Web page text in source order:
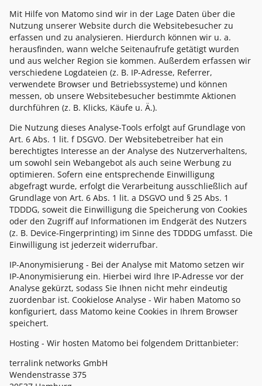
Mit Hilfe von Matomo sind wir in der Lage Daten über die
Nutzung unserer Website durch die Websitebesucher zu
erfassen und zu analysieren. Hierdurch können wir u. a.
herausfinden, wann welche Seitenaufrufe getätigt wurden
und aus welcher Region sie kommen. Außerdem erfassen wir
verschiedene Logdateien (z. B. IP-Adresse, Referrer,
verwendete Browser und Betriebssysteme) und können
messen, ob unsere Websitebesucher bestimmte Aktionen
durchführen (z. B. Klicks, Käufe u. Ä.).
Die Nutzung dieses Analyse-Tools erfolgt auf Grundlage von
Art. 6 Abs. 1 lit. f DSGVO. Der Websitebetreiber hat ein
berechtigtes Interesse an der Analyse des Nutzerverhaltens,
um sowohl sein Webangebot als auch seine Werbung zu
optimieren. Sofern eine entsprechende Einwilligung
abgefragt wurde, erfolgt die Verarbeitung ausschließlich auf
Grundlage von Art. 6 Abs. 1 lit. a DSGVO und § 25 Abs. 1
TDDDG, soweit die Einwilligung die Speicherung von Cookies
oder den Zugriff auf Informationen im Endgerät des Nutzers
(z. B. Device-Fingerprinting) im Sinne des TDDDG umfasst. Die
Einwilligung ist jederzeit widerrufbar.
IP-Anonymisierung - Bei der Analyse mit Matomo setzen wir
IP-Anonymisierung ein. Hierbei wird Ihre IP-Adresse vor der
Analyse gekürzt, sodass Sie Ihnen nicht mehr eindeutig
zuordenbar ist. Cookielose Analyse - Wir haben Matomo so
konfiguriert, dass Matomo keine Cookies in Ihrem Browser
speichert.
Hosting - Wir hosten Matomo bei folgendem Drittanbieter:
terralink networks GmbH
Wendenstrasse 375